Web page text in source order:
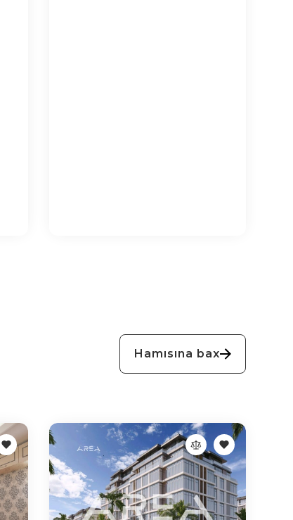
Hamısına bax